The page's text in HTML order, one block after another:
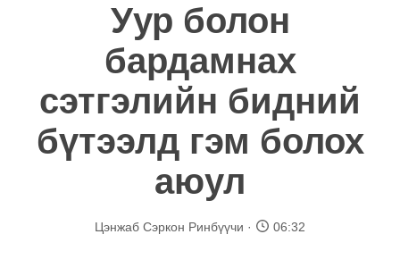
Уур болон
бардамнах
сэтгэлийн бидний
бүтээлд гэм болох
аюул
Цэнжаб Сэркон Ринбүүчи 06:32